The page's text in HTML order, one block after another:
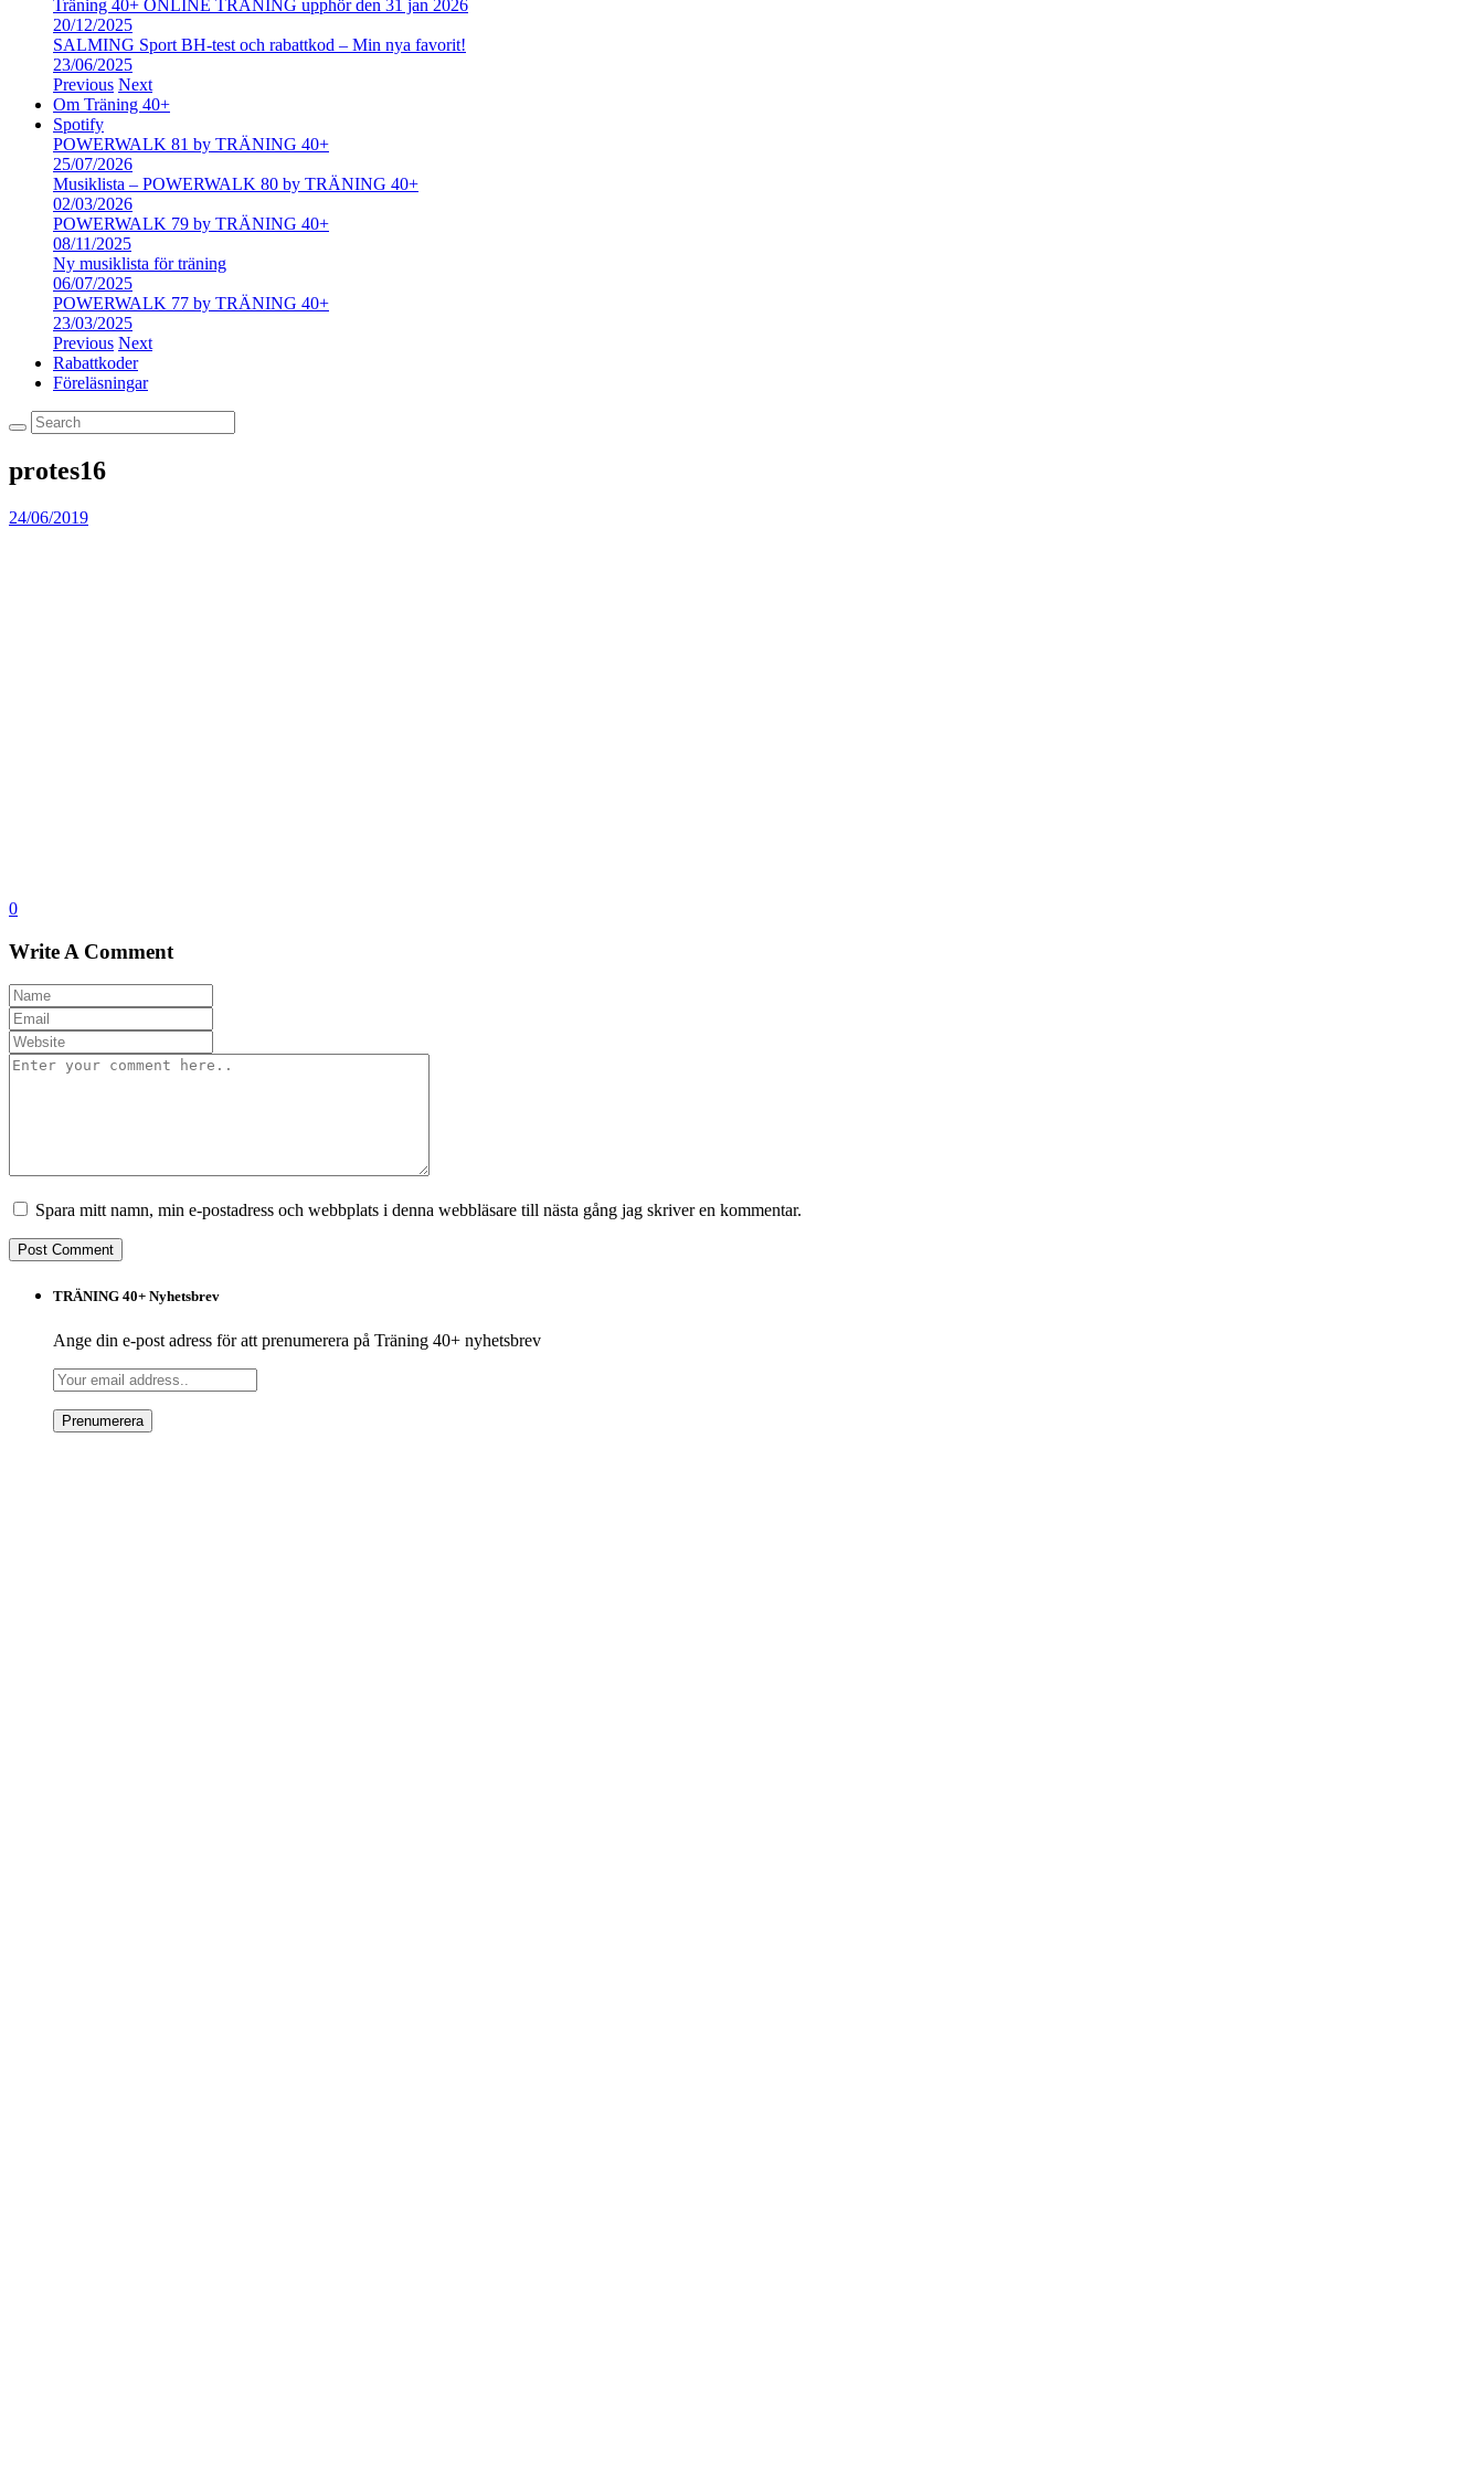
Träning 40+ ONLINE TRÄNING upphör den 31 jan 2026
20/12/2025
SALMING Sport BH-test och rabattkod – Min nya favorit!
23/06/2025
Previous Next
Om Träning 40+
Spotify
POWERWALK 81 by TRÄNING 40+
25/07/2026
Musiklista – POWERWALK 80 by TRÄNING 40+
02/03/2026
POWERWALK 79 by TRÄNING 40+
08/11/2025
Ny musiklista för träning
06/07/2025
POWERWALK 77 by TRÄNING 40+
23/03/2025
Previous Next
Rabattkoder
Föreläsningar
protes16
24/06/2019
0
Write A Comment
Spara mitt namn, min e-postadress och webbplats i denna webbläsare till nästa gång jag skriver en kommentar.
TRÄNING 40+ Nyhetsbrev
Ange din e-post adress för att prenumerera på Träning 40+ nyhetsbrev